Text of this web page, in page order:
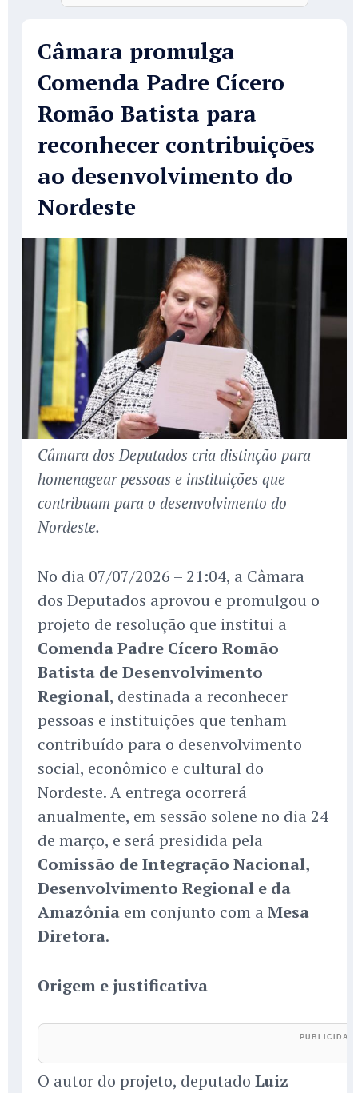
Câmara promulga
Comenda Padre Cícero
Romão Batista para
reconhecer contribuições
ao desenvolvimento do
Nordeste
Câmara dos Deputados cria distinção para
homenagear pessoas e instituições que
contribuam para o desenvolvimento do
Nordeste.
No dia 07/07/2026 – 21:04, a Câmara
dos Deputados aprovou e promulgou o
projeto de resolução que institui a
Comenda Padre Cícero Romão
Batista de Desenvolvimento
Regional, destinada a reconhecer
pessoas e instituições que tenham
contribuído para o desenvolvimento
social, econômico e cultural do
Nordeste. A entrega ocorrerá
anualmente, em sessão solene no dia 24
de março, e será presidida pela
Comissão de Integração Nacional,
Desenvolvimento Regional e da
Amazônia em conjunto com a Mesa
Diretora.
Origem e justificativa
O autor do projeto, deputado Luiz